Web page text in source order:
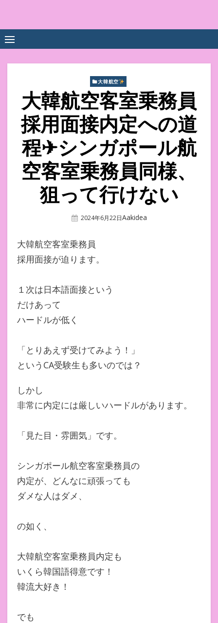
content
数UPｽｸｰﾙ
大韓航空
大韓航空客室乗務員
採用面接内定への道
程✈シンガポール航
空客室乗務員同様、
狙って行けない
Posted
2024年6月22日Author
Aakidea
大韓航空客室乗務員
採用面接が迫ります。
１次は日本語面接という
だけあって
ハードルが低く
「とりあえず受けてみよう！」
というCA受験生も多いのでは？
しかし
非常に内定には厳しいハードルがあります。
「見た目・雰囲気」です。
シンガポール航空客室乗務員の
内定が、どんなに頑張っても
ダメな人はダメ、
の如く、
大韓航空客室乗務員内定も
いくら韓国語得意です！
韓流大好き！
でも